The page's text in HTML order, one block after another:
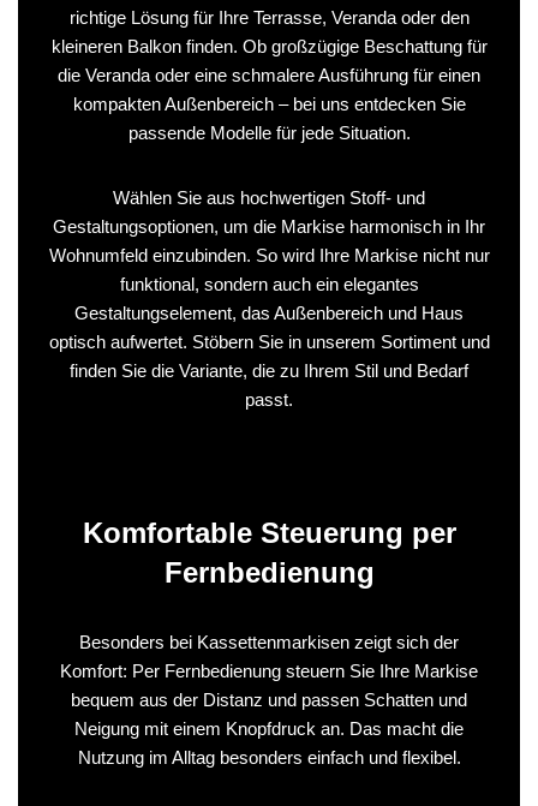
richtige Lösung für Ihre Terrasse, Veranda oder den
kleineren Balkon finden. Ob großzügige Beschattung für
die Veranda oder eine schmalere Ausführung für einen
kompakten Außenbereich – bei uns entdecken Sie
passende Modelle für jede Situation.
Wählen Sie aus hochwertigen Stoff- und
Gestaltungsoptionen, um die Markise harmonisch in Ihr
Wohnumfeld einzubinden. So wird Ihre Markise nicht nur
funktional, sondern auch ein elegantes
Gestaltungselement, das Außenbereich und Haus
optisch aufwertet. Stöbern Sie in unserem Sortiment und
finden Sie die Variante, die zu Ihrem Stil und Bedarf
passt.
Komfortable Steuerung per
Fernbedienung
Besonders bei Kassettenmarkisen zeigt sich der
Komfort: Per Fernbedienung steuern Sie Ihre Markise
bequem aus der Distanz und passen Schatten und
Neigung mit einem Knopfdruck an. Das macht die
Nutzung im Alltag besonders einfach und flexibel.